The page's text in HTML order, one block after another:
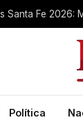
Santa Fe 2026:
Política